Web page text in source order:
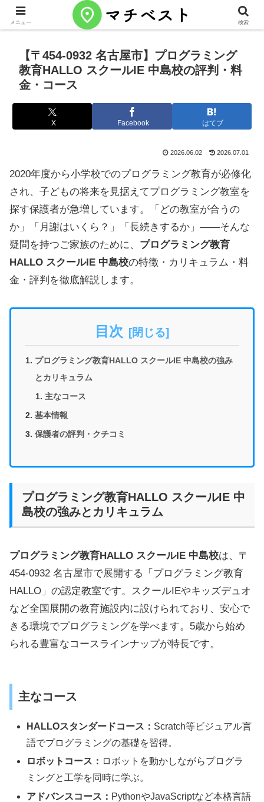
【〒454-0932 名古屋市】プログラミング
教育HALLO スクールIE 中島校の評判・料
金・コース
X Facebook はてブ
2026.06.02 2026.07.01
2020年度から小学校でのプログラミング教育が必修化
され、子どもの将来を見据えてプログラミング教室を
探す保護者が急増しています。「どの教室が合うの
か」「月謝はいくら？」「長続きするか」——そんな
疑問を持つご家族のために、 プログラミング教育
HALLO スクールIE 中島校の特徴・カリキュラム・料
金・評判を徹底解説します。
目次
プログラミング教育HALLO スクールIE 中島校の強み
とカリキュラム
主なコース
基本情報
保護者の評判・クチコミ
プログラミング教育HALLO スクールIE 中
島校の強みとカリキュラム
プログラミング教育HALLO スクールIE 中島校は、〒
454-0932 名古屋市で展開する「プログラミング教育
HALLO」の認定教室です。スクールIEやキッズデュオ
など全国展開の教育施設内に設けられており、安心で
きる環境でプログラミングを学べます。5歳から始め
られる豊富なコースラインナップが特長です。
主なコース
HALLOスタンダードコース： Scratch等ビジュアル言
語でプログラミングの基礎を習得。
ロボットコース： ロボットを動かしながらプログラ
ミングと工学を同時に学ぶ。
アドバンスコース： PythonやJavaScriptなど本格言語
メニュー 検索